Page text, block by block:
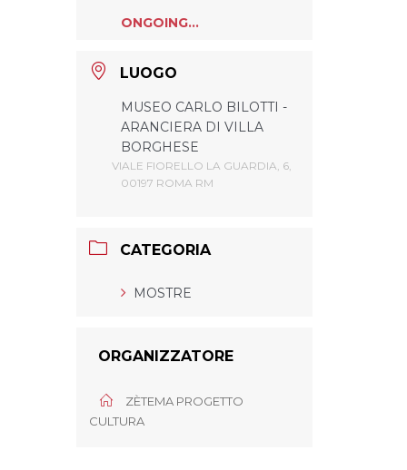
ONGOING...
LUOGO
MUSEO CARLO BILOTTI -
ARANCIERA DI VILLA
BORGHESE
VIALE FIORELLO LA GUARDIA, 6,
00197 ROMA RM
CATEGORIA
MOSTRE
ORGANIZZATORE
ZÈTEMA PROGETTO
CULTURA